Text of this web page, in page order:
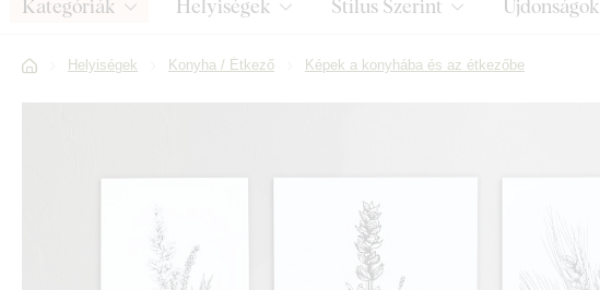
Kategóriák Helyiségek Stílus Szerint Újdonságok
Helyiségek Konyha / Étkező Képek a konyhába és az étkezőbe